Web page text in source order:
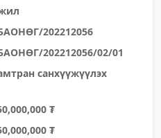
202212056
202212056/02/01
санхүүжүүлэх
₮
₮